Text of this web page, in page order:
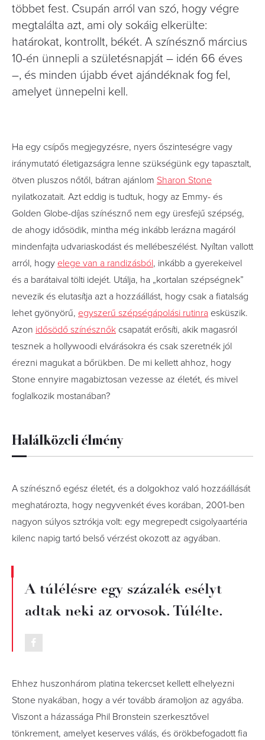
többet fest. Csupán arról van szó, hogy végre
megtalálta azt, ami oly sokáig elkerülte:
határokat, kontrollt, békét. A színésznő március
10-én ünnepli a születésnapját – idén 66 éves
–, és minden újabb évet ajándéknak fog fel,
amelyet ünnepelni kell.
Ha egy csípős megjegyzésre, nyers őszinteségre vagy
iránymutató életigazságra lenne szükségünk egy tapasztalt,
ötven pluszos nőtől, bátran ajánlom Sharon Stone
nyilatkozatait. Azt eddig is tudtuk, hogy az Emmy- és
Golden Globe-díjas színésznő nem egy üresfejű szépség,
de ahogy idősödik, mintha még inkább lerázna magáról
mindenfajta udvariaskodást és mellébeszélést. Nyíltan vallott
arról, hogy elege van a randizásból, inkább a gyerekeivel
és a barátaival tölti idejét. Utálja, ha „kortalan szépségnek”
nevezik és elutasítja azt a hozzáállást, hogy csak a fiatalság
lehet gyönyörű, egyszerű szépségápolási rutinra esküszik.
Azon idősödő színésznők csapatát erősíti, akik magasról
tesznek a hollywoodi elvárásokra és csak szeretnék jól
érezni magukat a bőrükben. De mi kellett ahhoz, hogy
Stone ennyire magabiztosan vezesse az életét, és mivel
foglalkozik mostanában?
Halálközeli élmény
A színésznő egész életét, és a dolgokhoz való hozzáállását
meghatározta, hogy negyvenkét éves korában, 2001-ben
nagyon súlyos sztrókja volt: egy megrepedt csigolyaartéria
kilenc napig tartó belső vérzést okozott az agyában.
A túlélésre egy százalék esélyt
adtak neki az orvosok. Túlélte.
Ehhez huszonhárom platina tekercset kellett elhelyezni
Stone nyakában, hogy a vér tovább áramoljon az agyába.
Viszont a házassága Phil Bronstein szerkesztővel
tönkrement, amelyet keserves válás, és örökbefogadott fia